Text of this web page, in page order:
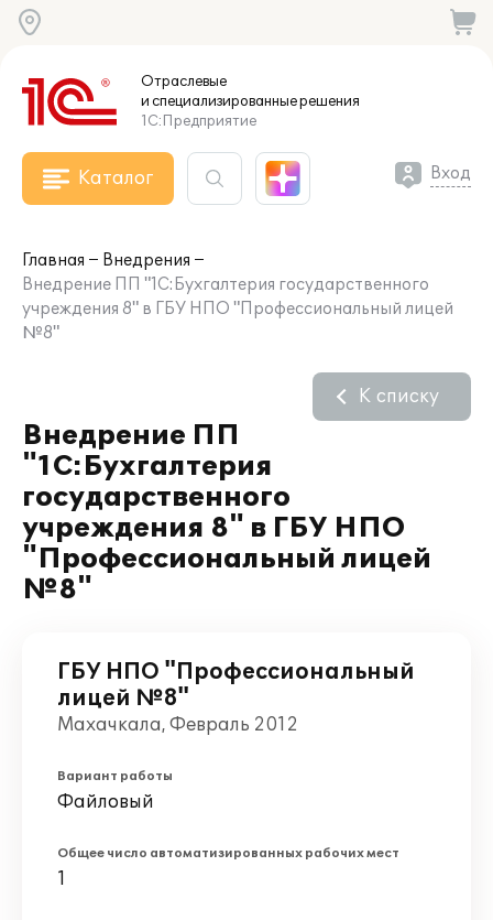
Отраслевые
и специализированныерешения
1С:Предприятие
Каталог Вход
Главная
Внедрения
Внедрение ПП "1С:Бухгалтерия государственного
учреждения 8" в ГБУ НПО "Профессиональный лицей
№8"
Внедрение ПП
"1С:Бухгалтерия
государственного
учреждения 8" в ГБУ НПО
"Профессиональный лицей
№8"
К списку
ГБУ НПО "Профессиональный
лицей №8"
Махачкала, Февраль 2012
Вариант работы
Файловый
Общее число автоматизированных рабочих мест
1